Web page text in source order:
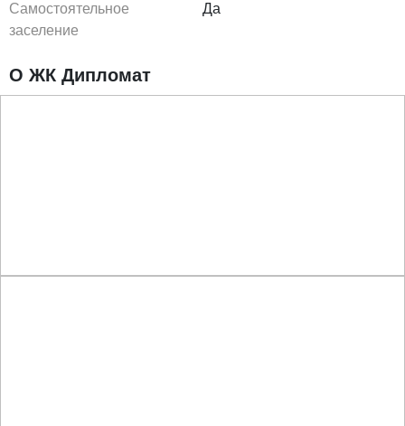
Самостоятельное
заселение
Да
О ЖК Дипломат